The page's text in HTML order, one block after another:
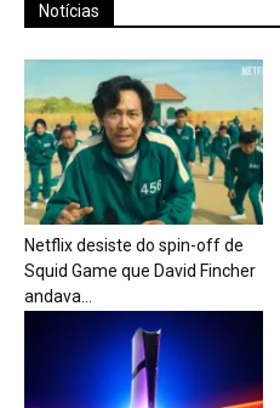
Notícias
Netflix desiste do spin-off de
Squid Game que David Fincher
andava...